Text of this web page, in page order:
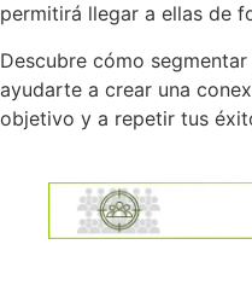
permitirá llegar a ellas de
Descubre cómo
ayudarte a crear una
objetivo y a repetir tus